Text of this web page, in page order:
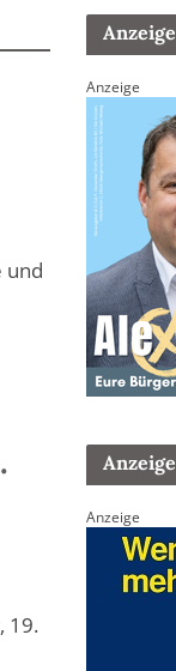
und
19.
Anzeige
Anzeige
Anzeige
Anzeige